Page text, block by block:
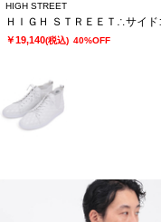
HIGH STREET
￥19,140(税込) 40%OFF